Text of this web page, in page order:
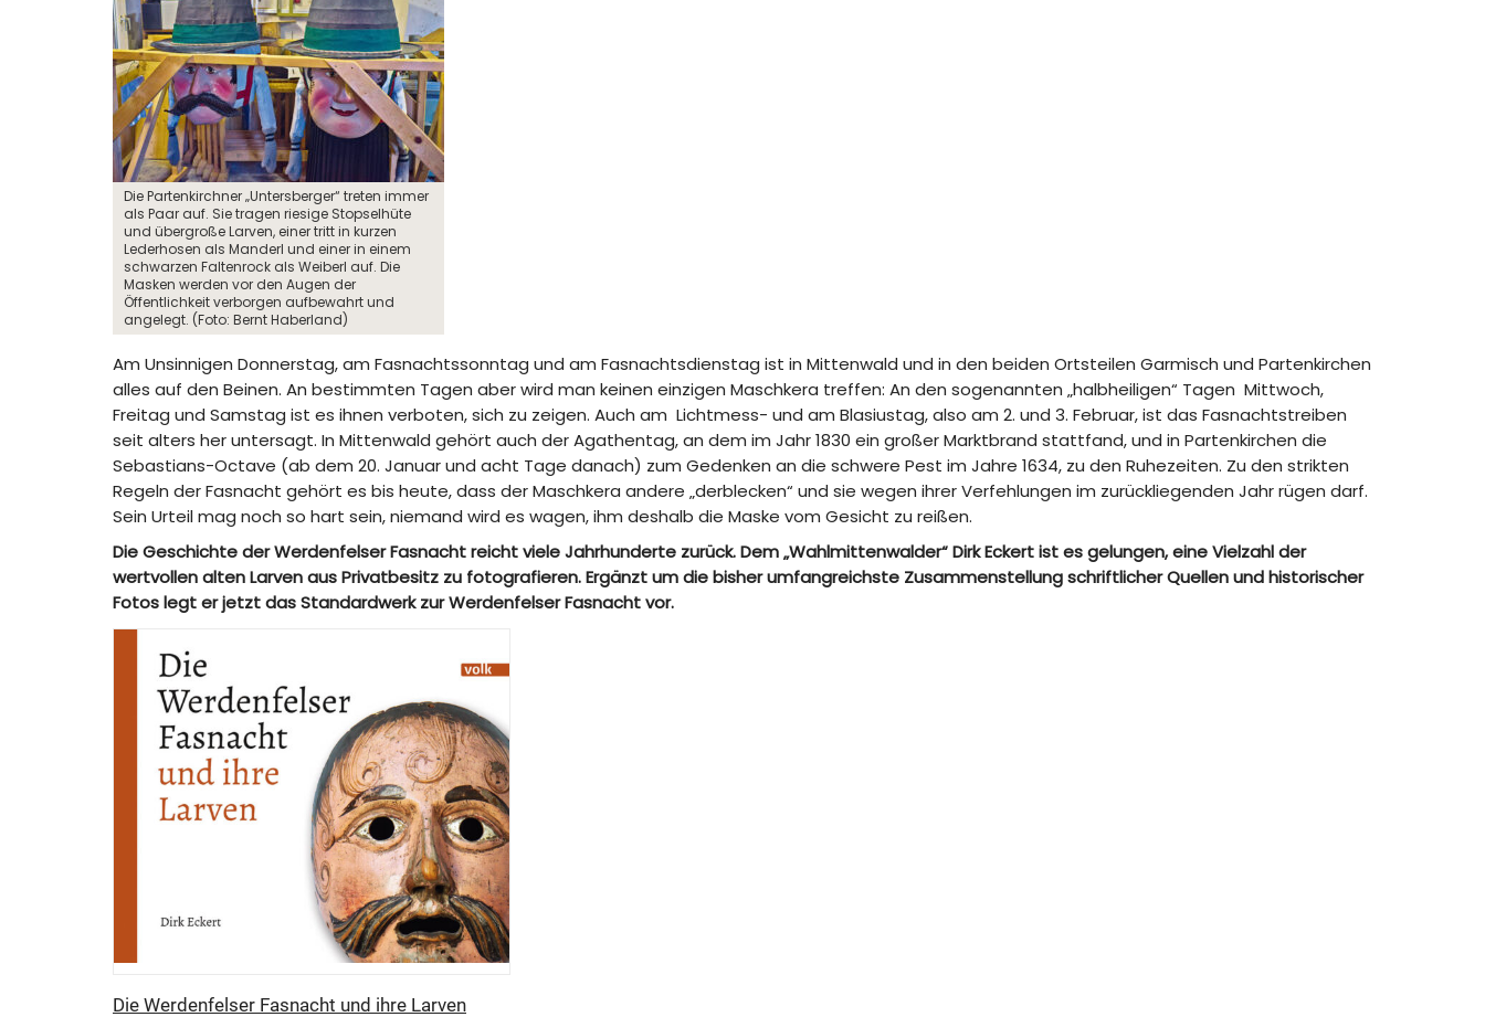
Die Partenkirchner „Untersberger“ treten immer
als Paar auf. Sie tragen riesige Stopselhüte
und übergroße Larven, einer tritt in kurzen
Lederhosen als Manderl und einer in einem
schwarzen Faltenrock als Weiberl auf. Die
Masken werden vor den Augen der
Öffentlichkeit verborgen aufbewahrt und
angelegt. (Foto: Bernt Haberland)
Am Unsinnigen Donnerstag, am Fasnachtssonntag und am Fasnachtsdienstag ist in Mittenwald und in den beiden Ortsteilen Garmisch und Partenkirchen
alles auf den Beinen. An bestimmten Tagen aber wird man keinen einzigen Maschkera treffen: An den sogenannten „halbheiligen“ Tagen Mittwoch,
Freitag und Samstag ist es ihnen verboten, sich zu zeigen. Auch am Lichtmess- und am Blasiustag, also am 2. und 3. Februar, ist das Fasnachtstreiben
seit alters her untersagt. In Mittenwald gehört auch der Agathentag, an dem im Jahr 1830 ein großer Marktbrand stattfand, und in Partenkirchen die
Sebastians-Octave (ab dem 20. Januar und acht Tage danach) zum Gedenken an die schwere Pest im Jahre 1634, zu den Ruhezeiten. Zu den strikten
Regeln der Fasnacht gehört es bis heute, dass der Maschkera andere „derblecken“ und sie wegen ihrer Verfehlungen im zurückliegenden Jahr rügen darf.
Sein Urteil mag noch so hart sein, niemand wird es wagen, ihm deshalb die Maske vom Gesicht zu reißen.
Die Geschichte der Werdenfelser Fasnacht reicht viele Jahrhunderte zurück. Dem „Wahlmittenwalder“ Dirk Eckert ist es gelungen, eine Vielzahl der
wertvollen alten Larven aus Privatbesitz zu fotografieren. Ergänzt um die bisher umfangreichste Zusammenstellung schriftlicher Quellen und historischer
Fotos legt er jetzt das Standardwerk zur Werdenfelser Fasnacht vor.
Die Werdenfelser Fasnacht und ihre Larven